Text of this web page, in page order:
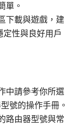
單。
下載與遊戲，建
性與良好用戶
中請參考你所選
號的操作手冊。
路由器型號與常